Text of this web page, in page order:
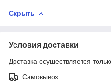
Скрыть
Условия доставки
Доставка осуществляется
Самовывоз